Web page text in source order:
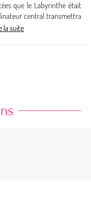
que le Labyrinthe était
central transmettra
la suite